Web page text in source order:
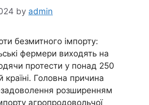
by admin
безмитного імпорту:
фермери виходять на
протести у понад 250
країні. Головна причина
розширенням
агропродовольчої